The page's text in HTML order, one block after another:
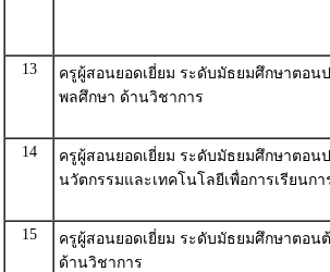
13
ครูผู้สอนยอดเยี่ยม ระดับมัธยมศึกษาตอน
พลศึกษา ด้านวิชาการ
14
ครูผู้สอนยอดเยี่ยม ระดับมัธยมศึกษาตอน
นวัตกรรมและเทคโนโลยีเพื่อการเรียนก
15
ครูผู้สอนยอดเยี่ยม ระดับมัธยมศึกษาตอน
ด้านวิชาการ